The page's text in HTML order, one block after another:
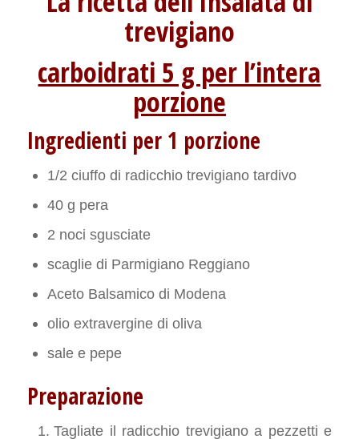
trevigiano
carboidrati 5 g per l’intera
porzione
Ingredienti per 1 porzione
1/2 ciuffo di radicchio trevigiano tardivo
40 g pera
2 noci sgusciate
scaglie di Parmigiano Reggiano
Aceto Balsamico di Modena
olio extravergine di oliva
sale e pepe
Preparazione
Tagliate il radicchio trevigiano a pezzetti e